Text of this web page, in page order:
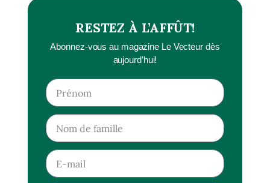
RESTEZ À L’AFFÛT!
Abonnez-vous au magazine Le Vecteur dès
aujourd’hui!